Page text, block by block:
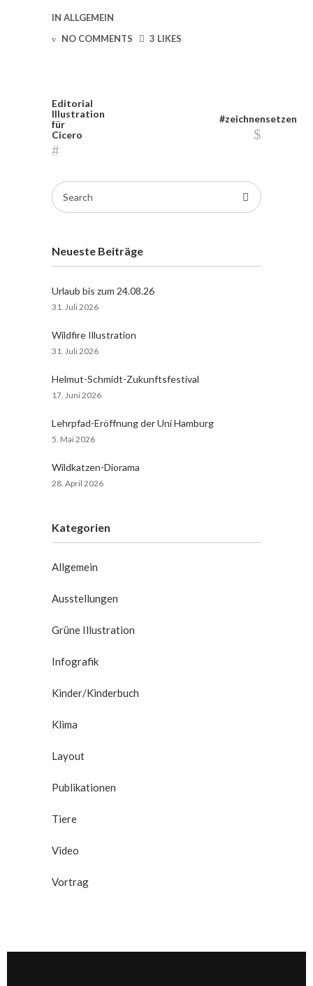
IN ALLGEMEIN
NO COMMENTS
3 LIKES
Editorial
Illustration
für
Cicero
#zeichnensetzen
Search
for:
Neueste Beiträge
Urlaub bis zum 24.08.26
31. Juli 2026
Wildfire Illustration
31. Juli 2026
Helmut-Schmidt-Zukunftsfestival
17. Juni 2026
Lehrpfad-Eröffnung der Uni Hamburg
5. Mai 2026
Wildkatzen-Diorama
28. April 2026
Kategorien
Allgemein
Ausstellungen
Grüne Illustration
Infografik
Kinder/Kinderbuch
Klima
Layout
Publikationen
Tiere
Video
Vortrag